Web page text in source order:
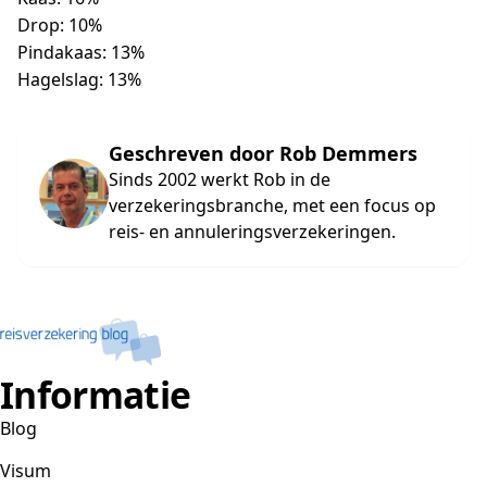
Drop: 10%
Pindakaas: 13%
Hagelslag: 13%
Geschreven door Rob Demmers
Sinds 2002 werkt Rob in de
verzekeringsbranche, met een focus op
reis- en annuleringsverzekeringen.
Informatie
Blog
Visum